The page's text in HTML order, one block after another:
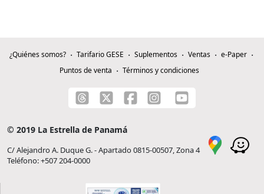
¿Quiénes somos? Tarifario GESE Suplementos Ventas
e-Paper
Puntos de venta
Términos y condiciones
© 2019 La Estrella de Panamá
C/ Alejandro A. Duque G. - Apartado 0815-00507, Zona 4
Teléfono: +507 204-0000